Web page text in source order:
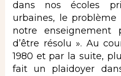
dans nos écoles
urbaines, le problème
notre enseignement
d’être résolu ». Au
1980 et par la suite,
fait un plaidoyer